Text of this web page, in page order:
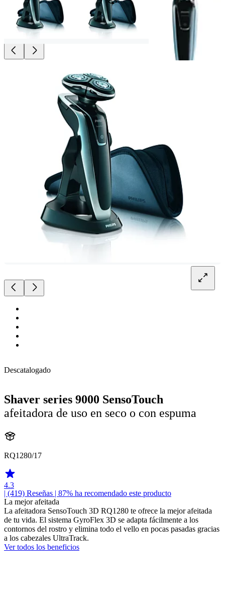
Descatalogado
Shaver series 9000 SensoTouch
afeitadora de uso en seco o con espuma
RQ1280/17
4.3
| (419) Reseñas | 87% ha recomendado este producto
La mejor afeitada
La afeitadora SensoTouch 3D RQ1280 te ofrece la mejor afeitada
de tu vida. El sistema GyroFlex 3D se adapta fácilmente a los
contornos del rostro y elimina todo el vello en pocas pasadas gracias
a los cabezales UltraTrack.
Ver todos los beneficios